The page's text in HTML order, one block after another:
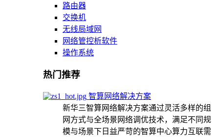
路由器
交换机
无线局域网
网络管控析软件
操作系统
热门推荐
智算网络解决方案
新华三智算网络解决方案通过灵活多样的组
网方式与全场景网络调优技术，满足不同规
模与场景下日益严苛的智算中心算力互联需